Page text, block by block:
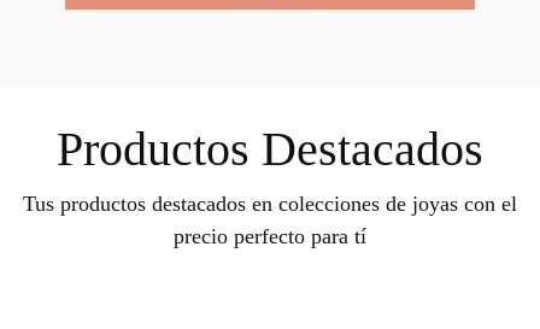
Productos Destacados
Tus productos destacados en colecciones de joyas con el
precio perfecto para tí